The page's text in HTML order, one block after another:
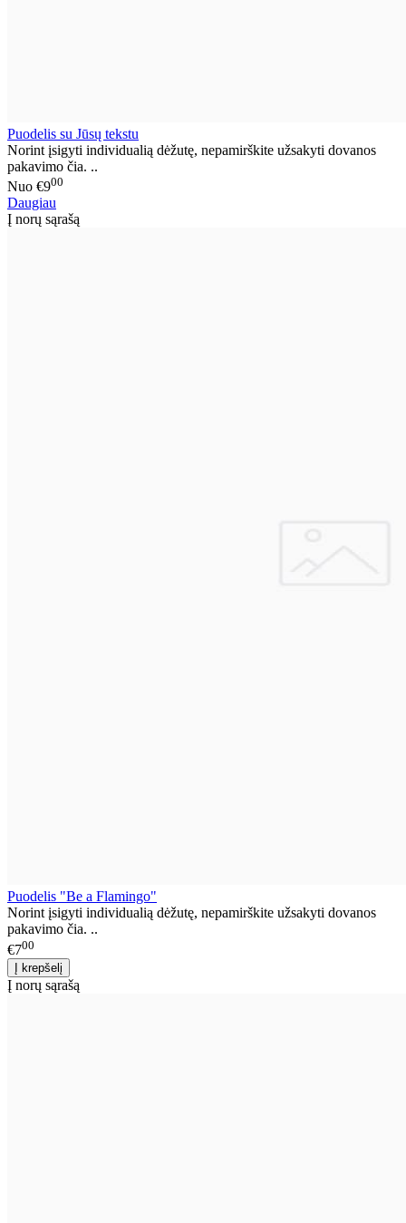
Puodelis su Jūsų tekstu
Norint įsigyti individualią dėžutę, nepamirškite užsakyti dovanos
pakavimo čia. ..
Nuo €900
Daugiau
Į norų sąrašą
Puodelis "Be a Flamingo"
Norint įsigyti individualią dėžutę, nepamirškite užsakyti dovanos
pakavimo čia. ..
€700
Į norų sąrašą